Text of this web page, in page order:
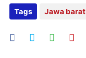
Tags Jawa barat